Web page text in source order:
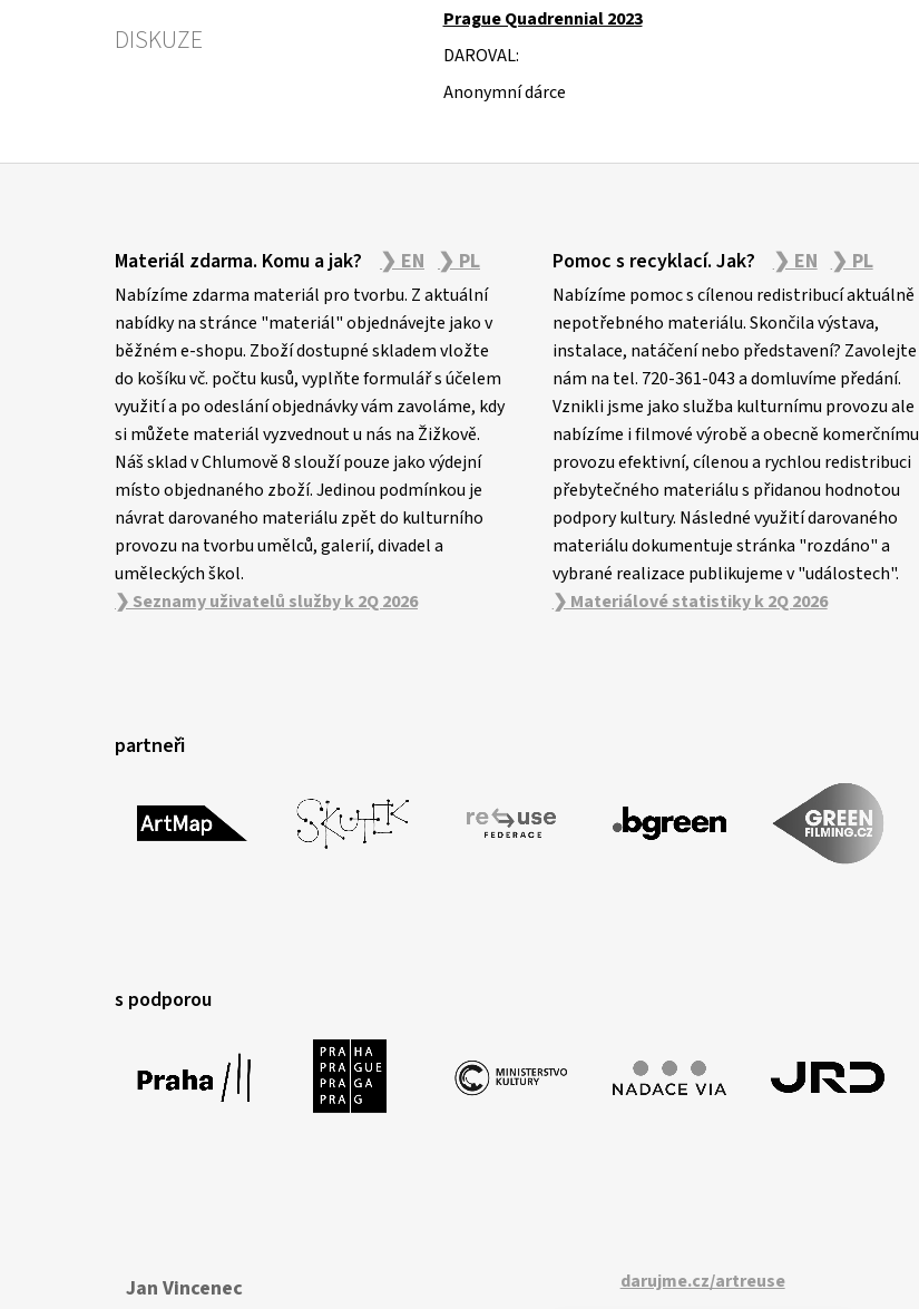
DISKUZE
Prague Quadrennial 2023
DAROVAL:
Anonymní dárce
Materiál zdarma. Komu a jak? ❯ EN ❯ PL
Nabízíme zdarma materiál pro tvorbu. Z aktuální
nabídky na stránce "materiál" objednávejte jako v
běžném e-shopu. Zboží dostupné skladem vložte
do košíku vč. počtu kusů, vyplňte formulář s účelem
využití a po odeslání objednávky vám zavoláme, kdy
si můžete materiál vyzvednout u nás na Žižkově.
Náš sklad v Chlumově 8 slouží pouze jako výdejní
místo objednaného zboží. Jedinou podmínkou je
návrat darovaného materiálu zpět do kulturního
provozu na tvorbu umělců, galerií, divadel a
uměleckých škol.
❯ Seznamy uživatelů služby k 2Q 2026
Pomoc s recyklací. Jak? ❯ EN ❯ PL
Nabízíme pomoc s cílenou redistribucí aktuálně
nepotřebného materiálu. Skončila výstava,
instalace, natáčení nebo představení? Zavolejte
nám na tel. 720-361-043 a domluvíme předání.
Vznikli jsme jako služba kulturnímu provozu ale
nabízíme i filmové výrobě a obecně komerčnímu
provozu efektivní, cílenou a rychlou redistribuci
přebytečného materiálu s přidanou hodnotou
podpory kultury. Následné využití darovaného
materiálu dokumentuje stránka "rozdáno" a
vybrané realizace publikujeme v "událostech".
❯ Materiálové statistiky k 2Q 2026
partneři
s podporou
Jan Vincenec
darujme.cz/artreuse